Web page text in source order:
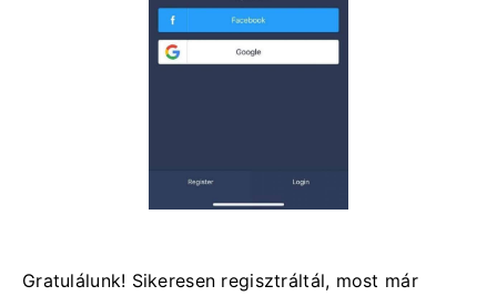
Gratulálunk! Sikeresen regisztráltál, most már